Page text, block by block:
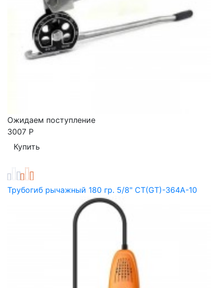
Ожидаем поступление
3007 Р
Трубогиб рычажный 180 гр. 5/8" CT(GT)-364A-10